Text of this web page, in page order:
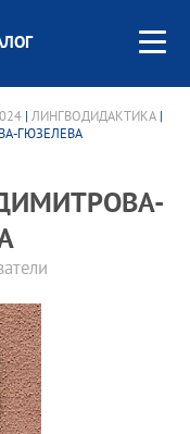
| ЛИНГВОДИДАКТИКА|
ГЮЗЕЛЕВА